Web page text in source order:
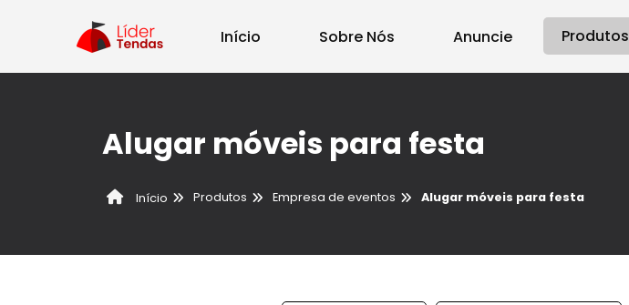
Início Sobre Nós Anuncie Produtos
Alugar móveis para festa
Início Produtos Empresa de eventos Alugar móveis para festa